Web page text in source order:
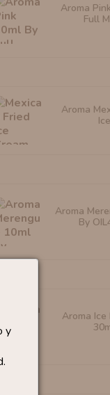
y
Aroma
Full
Aroma
Aroma
By
Aroma Ice